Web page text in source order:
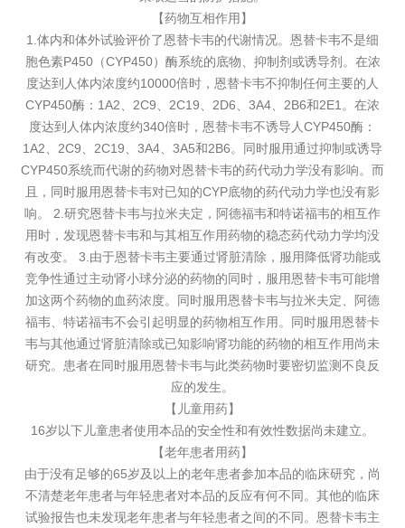
【药物互相作用】
1.体内和体外试验评价了恩替卡韦的代谢情况。恩替卡韦不是细
胞色素P450（CYP450）酶系统的底物、抑制剂或诱导剂。在浓
度达到人体内浓度约10000倍时，恩替卡韦不抑制任何主要的人
CYP450酶：1A2、2C9、2C19、2D6、3A4、2B6和2E1。在浓
度达到人体内浓度约340倍时，恩替卡韦不诱导人CYP450酶：
1A2、2C9、2C19、3A4、3A5和2B6。同时服用通过抑制或诱导
CYP450系统而代谢的药物对恩替卡韦的药代动力学没有影响。而
且，同时服用恩替卡韦对已知的CYP底物的药代动力学也没有影
响。 2.研究恩替卡韦与拉米夫定，阿德福韦和特诺福韦的相互作
用时，发现恩替卡韦和与其相互作用药物的稳态药代动力学均没
有改变。 3.由于恩替卡韦主要通过肾脏清除，服用降低肾功能或
竞争性通过主动肾小球分泌的药物的同时，服用恩替卡韦可能增
加这两个药物的血药浓度。同时服用恩替卡韦与拉米夫定、阿德
福韦、特诺福韦不会引起明显的药物相互作用。同时服用恩替卡
韦与其他通过肾脏清除或已知影响肾功能的药物的相互作用尚未
研究。患者在同时服用恩替卡韦与此类药物时要密切监测不良反
应的发生。
【儿童用药】
16岁以下儿童患者使用本品的安全性和有效性数据尚未建立。
【老年患者用药】
由于没有足够的65岁及以上的老年患者参加本品的临床研究，尚
不清楚老年患者与年轻患者对本品的反应有何不同。其他的临床
试验报告也未发现老年患者与年轻患者之间的不同。恩替卡韦主